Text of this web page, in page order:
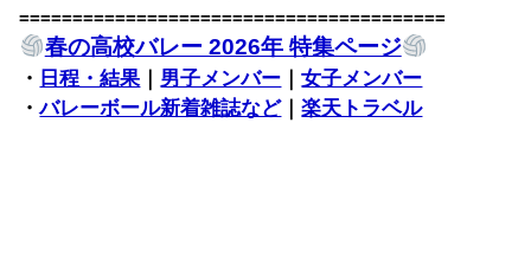
========================================
春の高校バレー 2026年 特集ページ
・ 日程・結果｜ 男子メンバー ｜女子メンバー
・バレーボール新着雑誌など｜楽天トラベル